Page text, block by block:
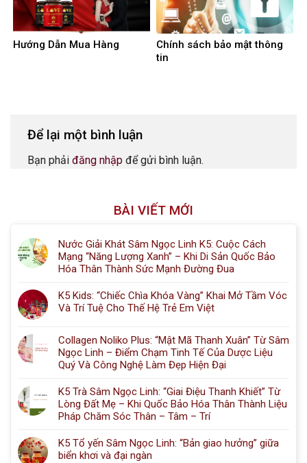
Hướng Dẫn Mua Hàng
Chính sách bảo mật thông
tin
Để lại một bình luận
Bạn phải đăng nhập để gửi bình luận.
BÀI VIẾT MỚI
Nước Giải Khát Sâm Ngọc Linh K5: Cuộc Cách
Mạng “Năng Lượng Xanh” – Khi Di Sản Quốc Bảo
Hóa Thân Thành Sức Mạnh Đường Đua
K5 Kids: “Chiếc Chìa Khóa Vàng” Khai Mở Tầm Vóc
Và Trí Tuệ Cho Thế Hệ Trẻ Em Việt
Collagen Noliko Plus: “Mật Mã Thanh Xuân” Từ Sâm
Ngọc Linh – Điểm Chạm Tinh Tế Của Dược Liệu
Quý Và Công Nghệ Làm Đẹp Hiện Đại
K5 Trà Sâm Ngọc Linh: “Giai Điệu Thanh Khiết” Từ
Lòng Đất Mẹ – Khi Quốc Bảo Hóa Thân Thành Liệu
Pháp Chăm Sóc Thân – Tâm – Trí
K5 Tổ yến Sâm Ngọc Linh: “Bản giao hưởng” giữa
biển khơi và đại ngàn